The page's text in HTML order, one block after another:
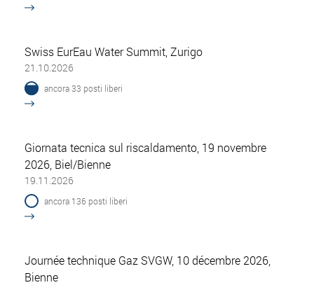
Swiss EurEau Water Summit, Zurigo
21.10.2026
ancora 33 posti liberi
Giornata tecnica sul riscaldamento, 19 novembre
2026, Biel/Bienne
19.11.2026
ancora 136 posti liberi
Journée technique Gaz SVGW, 10 décembre 2026,
Bienne